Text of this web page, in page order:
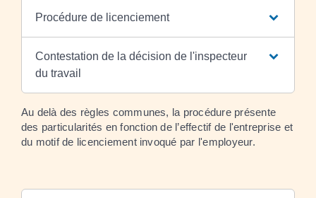
Procédure de licenciement
Contestation de la décision de l'inspecteur
du travail
Au delà des règles communes, la procédure présente
des particularités en fonction de l’effectif de l'entreprise et
du motif de licenciement invoqué par l'employeur.